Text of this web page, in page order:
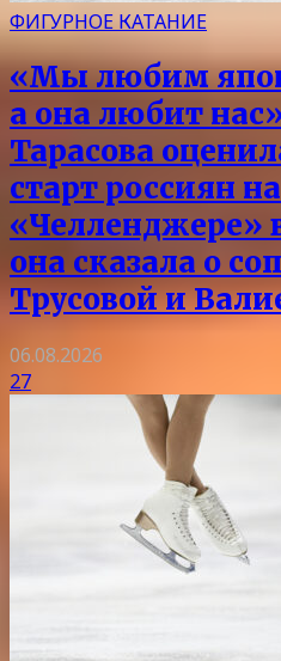
ФИГУРНОЕ КАТАНИЕ
«Мы любим
а она любит
Тарасова
старт россиян на
«Челленджере»
она сказала о
Трусовой и
06.08.2026
27